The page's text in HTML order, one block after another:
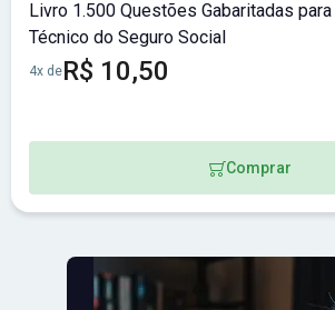
Livro 1.500 Questões Gabaritadas
Técnico do Seguro Social
4x deR$ 10,50
Comprar